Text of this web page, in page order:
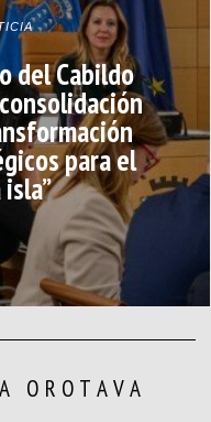
del Cabildo
para el
OROTAVA